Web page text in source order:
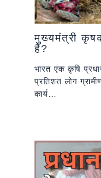
मुख्यमंत्री
है?
भारत एक कृषि
प्रतिशत लोग
कार्य…